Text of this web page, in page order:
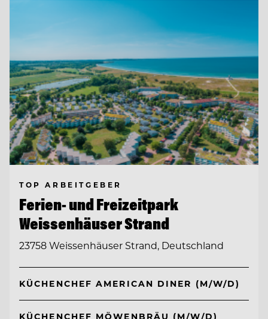
TOP ARBEITGEBER
Ferien- und Freizeitpark
Weissenhäuser Strand
23758 Weissenhäuser Strand, Deutschland
KÜCHENCHEF AMERICAN DINER (M/W/D)
KÜCHENCHEF MÖWENBRÄU (M/W/D)